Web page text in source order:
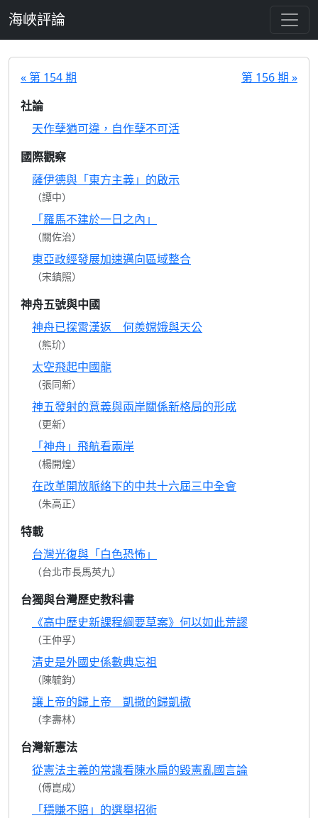
海峽評論
« 第 154 期
第 156 期 »
社論
天作孽猶可違，自作孽不可活
國際觀察
薩伊德與「東方主義」的啟示
（譚中）
「羅馬不建於一日之內」
（關佐治）
東亞政經發展加速邁向區域整合
（宋鎮照）
神舟五號與中國
神舟已探霄漢返 何羨嫦娥與天公
（熊玠）
太空飛起中國龍
（張同新）
神五發射的意義與兩岸關係新格局的形成
（更新）
「神舟」飛航看兩岸
（楊開煌）
在改革開放脈絡下的中共十六屆三中全會
（朱高正）
特載
台灣光復與「白色恐怖」
（台北市長馬英九）
台獨與台灣歷史教科書
《高中歷史新課程綱要草案》何以如此荒謬
（王仲孚）
清史是外國史係數典忘祖
（陳毓鈞）
讓上帝的歸上帝 凱撒的歸凱撒
（李壽林）
台灣新憲法
從憲法主義的常識看陳水扁的毀憲亂國言論
（傅崑成）
「穩賺不賠」的選舉招術